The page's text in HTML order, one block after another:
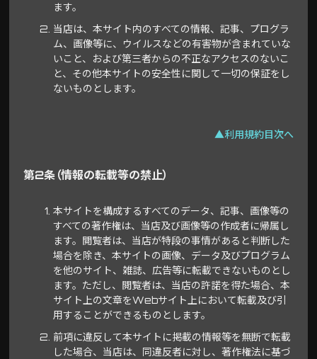
ます。
当店は、本サイト内のすべての情報、記事、プログラ
ム、画像等に、ウイルスなどの有害物が含まれていな
いこと、および第三者からの不正なアクセスのないこ
と、その他本サイトの安全性に関して一切の保証をし
ないものとします。
▲利用規約目次へ
第2条（情報の転載等の禁止）
本サイトを構成するすべてのデータ、記事、画像等の
すべての著作権は、当店及び画像等の作成者に帰属し
ます。閲覧者は、当店が特段の事情があると判断した
場合を除き、本サイトの画像、データ及びプログラム
を他のサイト、雑誌、広告等に転載できないものとし
ます。ただし、閲覧者は、当店の許諾を得た場合、本
サイト上の文章をWebサイト上において転載及び引
用することができるものとします。
前項に違反して本サイトに掲載の情報等を無断で転載
した場合、当店は、同違反者に対し、著作権法に基づ